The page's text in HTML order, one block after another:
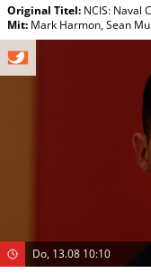
Original Titel: NCIS: Naval
Mit: Mark Harmon,Sean
Do, 13.08 10:10